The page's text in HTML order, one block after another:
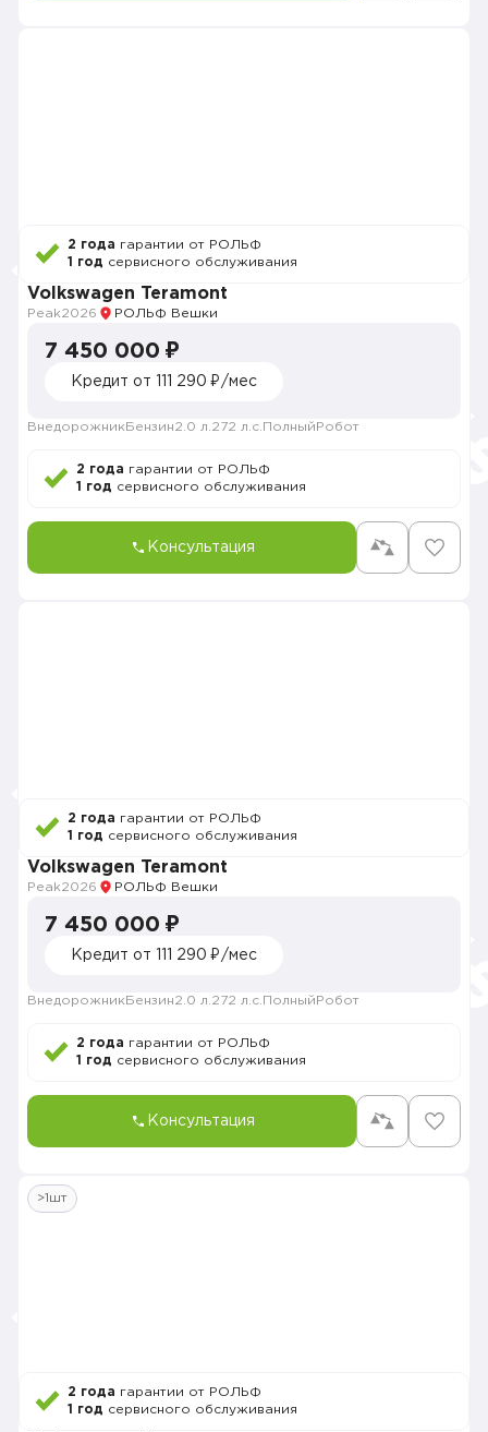
2 года гарантии от РОЛЬФ
1 год сервисного обслуживания
Volkswagen Teramont
Peak2026 РОЛЬФ Вешки
7 450 000 ₽
Кредит от 111 290 ₽/мес
Внедорожник Бензин2.0 л. 272 л.с. Полный Робот
2 года гарантии от РОЛЬФ
1 год сервисного обслуживания
Консультация
2 года гарантии от РОЛЬФ
1 год сервисного обслуживания
Volkswagen Teramont
Peak2026 РОЛЬФ Вешки
7 450 000 ₽
Кредит от 111 290 ₽/мес
Внедорожник Бензин2.0 л. 272 л.с. Полный Робот
2 года гарантии от РОЛЬФ
1 год сервисного обслуживания
Консультация
>1шт
2 года гарантии от РОЛЬФ
1 год сервисного обслуживания